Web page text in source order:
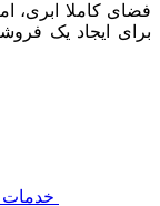
برای ایجاد یک